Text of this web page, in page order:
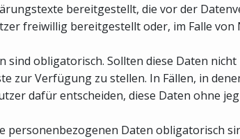
bereitgestellt, die vor der
freiwillig bereitgestellt oder, im Falle
obligatorisch. Sollten diese Daten
zur Verfügung zu stellen. In Fällen, in
dafür entscheiden, diese Daten ohne
personenbezogenen Daten obligatorisch